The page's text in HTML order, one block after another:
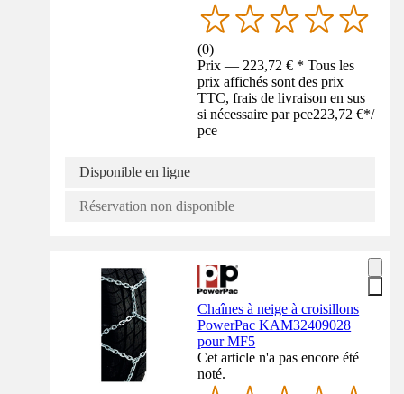
(0)
Prix — 223,72 € * Tous les
prix affichés sont des prix
TTC, frais de livraison en sus
si nécessaire par pce223,72 €*/
pce
Disponible en ligne
Réservation non disponible
Chaînes à neige à croisillons
PowerPac KAM32409028
pour MF5
Cet article n'a pas encore été
noté.